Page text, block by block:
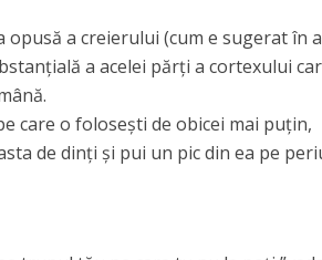
a creierului (cum e sugerat în
a acelei părți a cortexului
care o folosești de obicei mai puțin,
de dinți și pui un pic din ea pe